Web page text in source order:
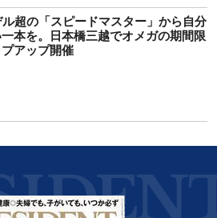
ル超の「スピードマスター」から自分
一本を。日本橋三越でオメガの期間限
アップ開催